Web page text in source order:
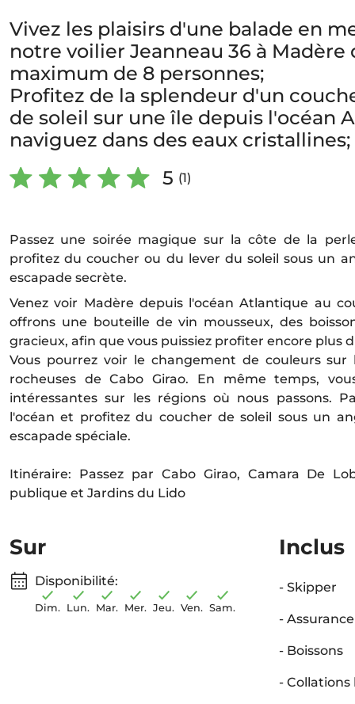
Vivez les plaisirs d'une balade en
notre voilier Jeanneau 36 à
maximum de 8 personnes;
Profitez de la splendeur d'un
de soleil sur une île depuis l'océan
naviguez dans des eaux cristallines;
5 (1)
Passez une soirée magique sur la côte de la
profitez du coucher ou du lever du soleil sous un
escapade secrète.
Venez voir Madère depuis l'océan Atlantique au
offrons une bouteille de vin mousseux, des
gracieux, afin que vous puissiez profiter encore plus
Vous pourrez voir le changement de couleurs sur
rocheuses de Cabo Girao. En même temps,
intéressantes sur les régions où nous passons.
l'océan et profitez du coucher de soleil sous un
escapade spéciale.
Itinéraire: Passez par Cabo Girao, Camara De
publique et Jardins du Lido
Sur
Disponibilité:
Dim. Lun. Mar. Mer. Jeu. Ven. Sam.
Inclus
- Skipper
- Assurance
- Boissons
- Collations